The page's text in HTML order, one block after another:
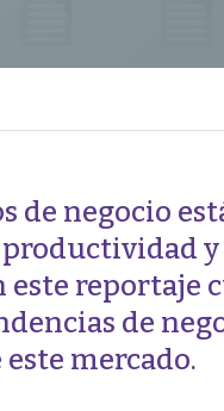
de negocio
reportaje
de
mercado.